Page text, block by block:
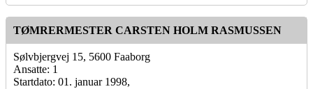
TØMRERMESTER CARSTEN HOLM RASMUSSEN
Sølvbjergvej 15, 5600 Faaborg
Ansatte: 1
Startdato: 01. januar 1998,